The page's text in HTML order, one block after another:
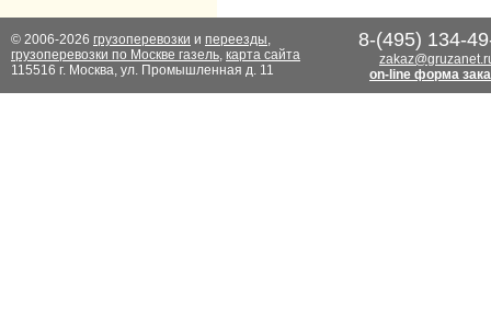
© 2006-2026 грузоперевозки и переезды,
грузоперевозки по Москве газель, карта сайта
115516 г. Москва, ул. Промышленная д. 11
8-(495) 134-
on-line форма